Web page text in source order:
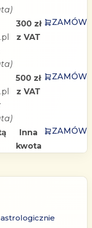
300 zł
z VAT
ZAMÓW
500 zł
z VAT
ZAMÓW
Inna
kwota
ZAMÓW